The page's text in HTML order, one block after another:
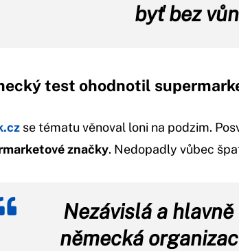
byť bez
test ohodnotil
se tématu věnoval loni na podzim.
značky. Nedopadly vůbec
Nezávislá a
německá